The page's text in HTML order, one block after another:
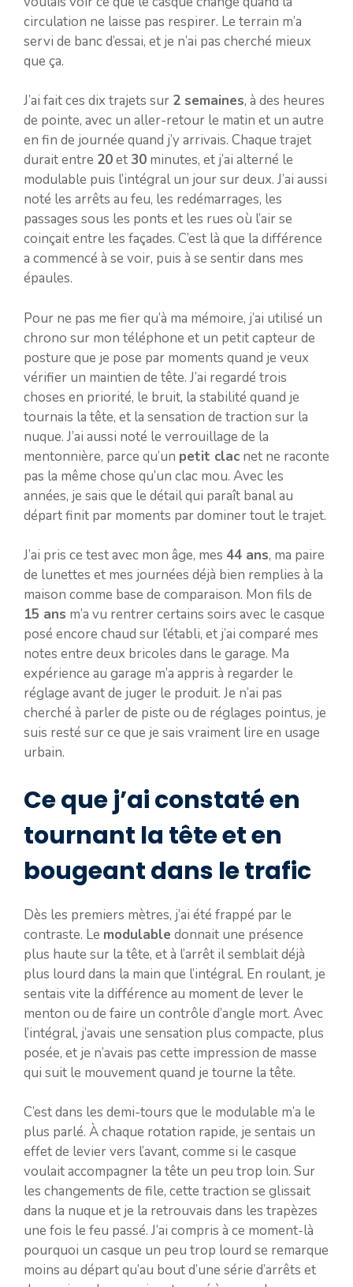
circulation ne laisse pas respirer. Le terrain m’a
servi de banc d’essai, et je n’ai pas cherché mieux
que ça.
J’ai fait ces dix trajets sur 2 semaines, à des heures
de pointe, avec un aller-retour le matin et un autre
en fin de journée quand j’y arrivais. Chaque trajet
durait entre 20et30 minutes, et j’ai alterné le
modulable puis l’intégral un jour sur deux. J’ai aussi
noté les arrêts au feu, les redémarrages, les
passages sous les ponts et les rues où l’air se
coinçait entre les façades. C’est là que la différence
a commencé à se voir, puis à se sentir dans mes
épaules.
Pour ne pas me fier qu’à ma mémoire, j’ai utilisé un
chrono sur mon téléphone et un petit capteur de
posture que je pose par moments quand je veux
vérifier un maintien de tête. J’ai regardé trois
choses en priorité, le bruit, la stabilité quand je
tournais la tête, et la sensation de traction sur la
nuque. J’ai aussi noté le verrouillage de la
mentonnière, parce qu’un petit clac net ne raconte
pas la même chose qu’un clac mou. Avec les
années, je sais que le détail qui paraît banal au
départ finit par moments par dominer tout le trajet.
J’ai pris ce test avec mon âge, mes 44 ans, ma paire
de lunettes et mes journées déjà bien remplies à la
maison comme base de comparaison. Mon fils de
15 ans m’a vu rentrer certains soirs avec le casque
posé encore chaud sur l’établi, et j’ai comparé mes
notes entre deux bricoles dans le garage. Ma
expérience au garage m’a appris à regarder le
réglage avant de juger le produit. Je n’ai pas
cherché à parler de piste ou de réglages pointus, je
suis resté sur ce que je sais vraiment lire en usage
urbain.
Ce que j’ai constaté en
tournant la tête et en
bougeant dans le trafic
Dès les premiers mètres, j’ai été frappé par le
contraste. Le modulable donnait une présence
plus haute sur la tête, et à l’arrêt il semblait déjà
plus lourd dans la main que l’intégral. En roulant, je
sentais vite la différence au moment de lever le
menton ou de faire un contrôle d’angle mort. Avec
l’intégral, j’avais une sensation plus compacte, plus
posée, et je n’avais pas cette impression de masse
qui suit le mouvement quand je tourne la tête.
C’est dans les demi-tours que le modulable m’a le
plus parlé. À chaque rotation rapide, je sentais un
effet de levier vers l’avant, comme si le casque
voulait accompagner la tête un peu trop loin. Sur
les changements de file, cette traction se glissait
dans la nuque et je la retrouvais dans les trapèzes
une fois le feu passé. J’ai compris à ce moment-là
pourquoi un casque un peu trop lourd se remarque
moins au départ qu’au bout d’une série d’arrêts et